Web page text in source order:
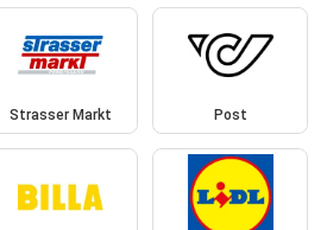
Strasser Markt Post